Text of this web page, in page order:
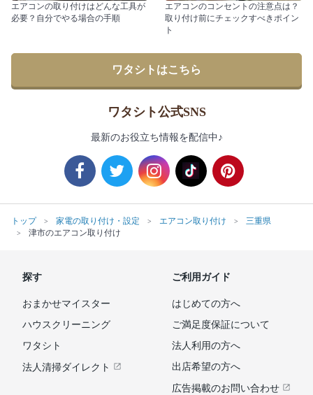
エアコンの取り付けはどんな工具が
必要？自分でやる場合の手順
エアコンのコンセントの注意点は？
取り付け前にチェックすべきポイン
ト
ワタシトはこちら
ワタシト公式SNS
最新のお役立ち情報を配信中♪
トップ 家電の取り付け・設定 エアコン取り付け
三重県
津市のエアコン取り付け
探す
おまかせマイスター
ハウスクリーニング
ワタシト
法人清掃ダイレクト
ご利用ガイド
はじめての方へ
ご満足度保証について
法人利用の方へ
出店希望の方へ
広告掲載のお問い合わせ